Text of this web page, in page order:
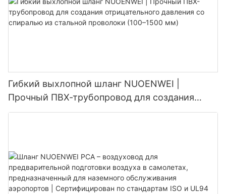
Гибкий выхлопной шланг NUOENWEI |
Прочный ПВХ-трубопровод для создания
отрицательного давления со спиралью из